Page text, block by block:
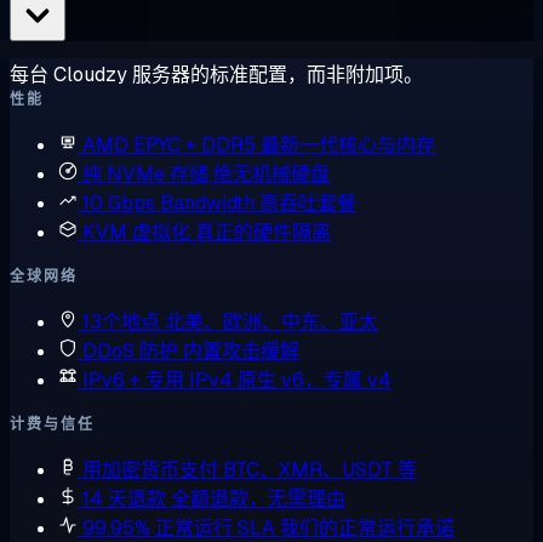
每台 Cloudzy 服务器的标准配置，而非附加项。
性能
AMD EPYC + DDR5 最新一代核心与内存
纯 NVMe 存储绝无机械硬盘
10 Gbps Bandwidth 高吞吐套餐
KVM 虚拟化 真正的硬件隔离
全球网络
13个地点 北美、欧洲、中东、亚太
DDoS 防护 内置攻击缓解
IPv6 + 专用 IPv4 原生 v6，专属 v4
计费与信任
用加密货币支付 BTC、XMR、USDT 等
14 天退款全额退款，无需理由
99.95% 正常运行 SLA我们的正常运行承诺